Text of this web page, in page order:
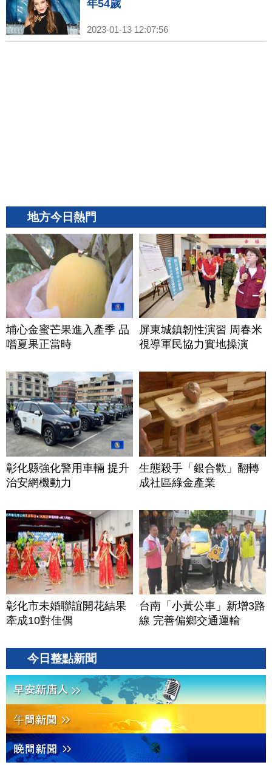
年54歲
2023-01-13 12:07:56
地方今日熱門
埔心金蜜芒果進入產季 品
嚐夏果正當時
屏東城鎮韌性演習 周春米
視導軍民協力實地操演
彰化縣強化警用車輛 提升
治安網機動力
生態殺手「銀合歡」翻轉
成社區綠金產業
彰化市未婚聯誼開花結果
牽成10對佳偶
台南「小黃公車」新增3路
線 完善偏鄉交通運輸
今日整點新聞